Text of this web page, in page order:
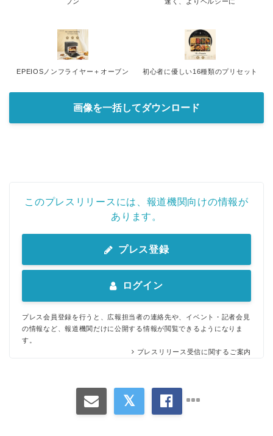
EPEIOSノンフライヤー＋オーブン 初心者に優しい16種類のプリセット
画像を一括してダウンロード
このプレスリリースには、報道機関向けの情報が
あります。
プレス登録
ログイン
プレス会員登録を行うと、広報担当者の連絡先や、イベント・記者会見
の情報など、報道機関だけに公開する情報が閲覧できるようになりま
す。
プレスリリース受信に関するご案内